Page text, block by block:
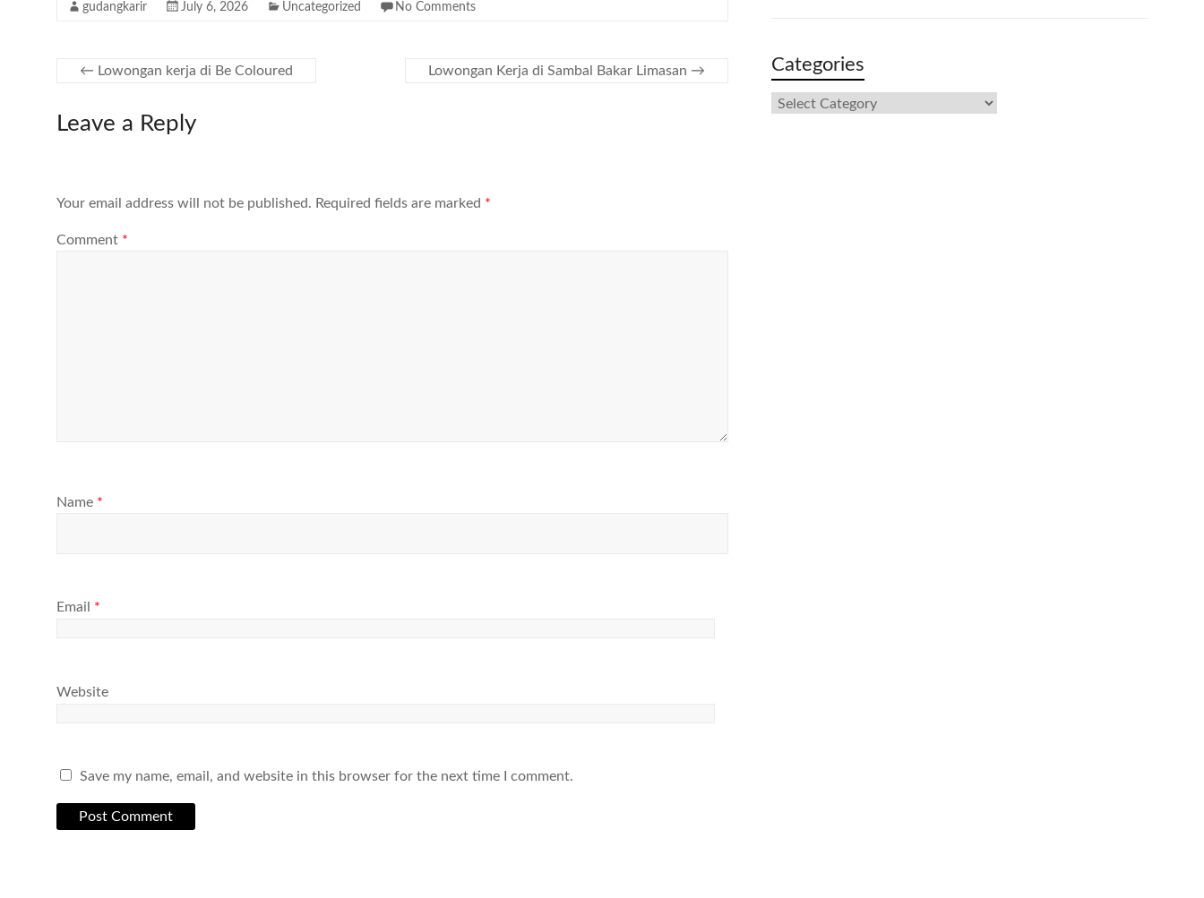
gudangkarir July 6, 2026 Uncategorized No Comments
← Lowongan kerja di Be Coloured Lowongan Kerja di Sambal Bakar Limasan →
Leave a Reply
Your email address will not be published. Required fields are marked *
Comment *
Name *
Email *
Website
Save my name, email, and website in this browser for the next time I comment.
Categories